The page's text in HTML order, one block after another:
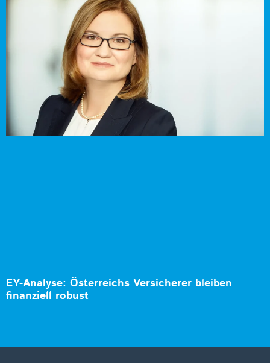
EY-Analyse: Österreichs Versicherer bleiben
finanziell robust